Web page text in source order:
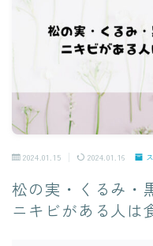
2024.01.15 2024.01.16
松の実・くるみ・
ニキビがある人は